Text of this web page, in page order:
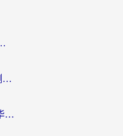
播指南，告别地区限制看球自由
国外看芒果tv总卡？留学生亲测：3步解决地域限制+流畅追剧攻略
海外如何看奥运会？留学生和华人必藏的体育赛事观看终极指南